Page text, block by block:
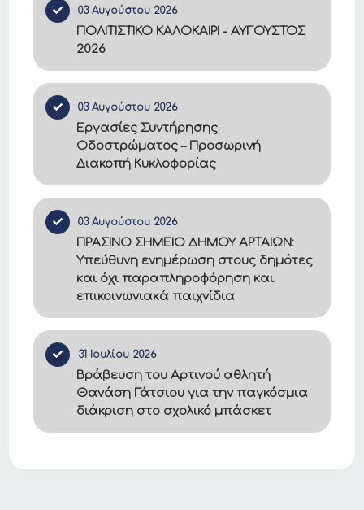
03 Αυγούστου 2026
ΠΟΛΙΤΙΣΤΙΚΟ ΚΑΛΟΚΑΙΡΙ - ΑΥΓΟΥΣΤΟΣ
2026
03 Αυγούστου 2026
Εργασίες Συντήρησης
Οδοστρώματος – Προσωρινή
Διακοπή Κυκλοφορίας
03 Αυγούστου 2026
ΠΡΑΣΙΝΟ ΣΗΜΕΙΟ ΔΗΜΟΥ ΑΡΤΑΙΩΝ:
Υπεύθυνη ενημέρωση στους δημότες
και όχι παραπληροφόρηση και
επικοινωνιακά παιχνίδια
31 Ιουλίου 2026
Βράβευση του Αρτινού αθλητή
Θανάση Γάτσιου για την παγκόσμια
διάκριση στο σχολικό μπάσκετ